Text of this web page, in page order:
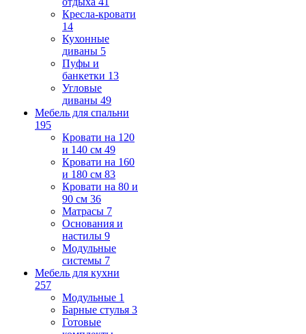
Кресла-кровати
14
Кухонные
диваны 5
Пуфы и
банкетки 13
Угловые
диваны 49
Мебель для спальни
195
Кровати на 120
и 140 см 49
Кровати на 160
и 180 см 83
Кровати на 80 и
90 см 36
Матрасы 7
Основания и
настилы 9
Модульные
системы 7
Мебель для кухни
257
Модульные 1
Барные стулья 3
Готовые